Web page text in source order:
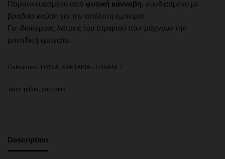
Παρασκευασμένο από φυτική κάνναβη, συνδιασμένο με
βραδεία καύση για την απόλυτη εμπειρία.
Για ιδιαίτερους λάτρεις του στριφτού που ψάχνουν την
μοναδική εμπειρία.
Categories: ΠΥΘΙΑ ΧΑΡΤΑΚΙΑ - ΤΖΙΒΑΝΕΣ
Tags: pithia χαρτακια
Description